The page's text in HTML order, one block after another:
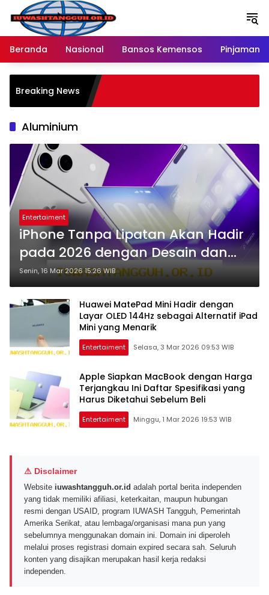
Langsung
konten
Beranda
Nasional Bansos Kemensos Pinjaman
Breaking News
Aluminium
Entertaiment
iPhone Tanpa Lipatan Akan Hadir
pada 2026 dengan Desain dan
Harga yang Menarik Perhatian
Pasar Global
Senin, 16 Mar 2026 15:26 WIB
Huawei MatePad Mini Hadir dengan
Layar OLED 144Hz sebagai Alternatif iPad
Mini yang Menarik
Entertaiment Selasa, 3 Mar 2026 09:53 WIB
Apple Siapkan MacBook dengan Harga
Terjangkau Ini Daftar Spesifikasi yang
Harus Diketahui Sebelum Beli
Entertaiment Minggu, 1 Mar 2026 19:53 WIB
⚠ Disclaimer
Website iuwashtangguh.or.id adalah portal berita independen
yang tidak memiliki afiliasi, keterkaitan, maupun hubungan
resmi dengan USAID, program IUWASH Tangguh, Pemerintah
Amerika Serikat, atau lembaga/organisasi mana pun yang
sebelumnya menggunakan domain ini. Domain ini diperoleh
melalui proses registrasi domain expired secara sah. Seluruh
konten yang disajikan merupakan hasil kerja redaksi
independen.